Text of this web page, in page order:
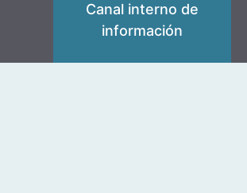
Canal interno de
información